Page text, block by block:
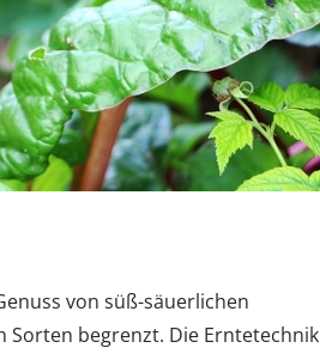
von süß-säuerlichen
Sorten begrenzt. Die Erntetechnik